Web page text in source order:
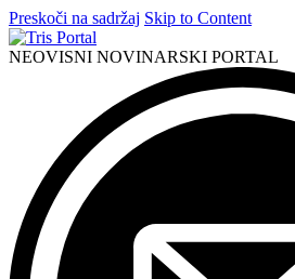
Preskoči na sadržaj Skip to Content
NEOVISNI NOVINARSKI PORTAL